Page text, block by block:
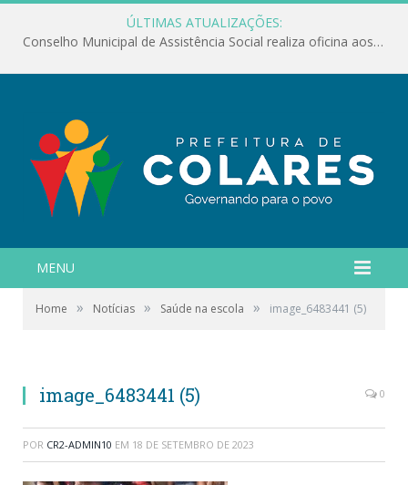
ÚLTIMAS ATUALIZAÇÕES:
Conselho Municipal de Assistência Social realiza oficina aos servidores
MENU
Home » Notícias » Saúde na escola » image_6483441 (5)
image_6483441 (5) 0
POR CR2-ADMIN10 EM 18 DE SETEMBRO DE 2023